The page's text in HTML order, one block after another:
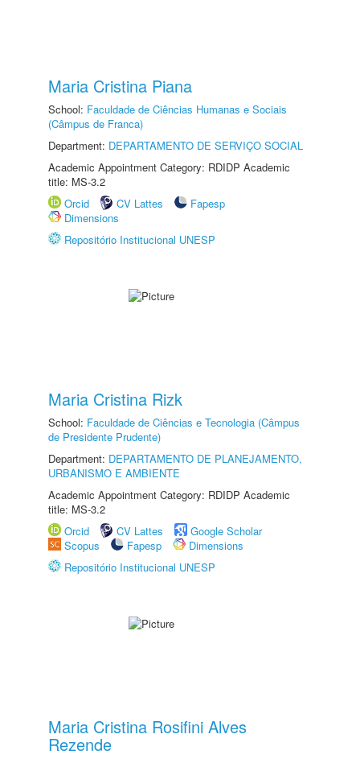
Maria Cristina Piana
School: Faculdade de Ciências Humanas e Sociais
(Câmpus de Franca)
Department: DEPARTAMENTO DE SERVIÇO SOCIAL
Academic Appointment Category: RDIDP Academic
title: MS-3.2
Orcid
CV Lattes
Fapesp
Dimensions
Repositório Institucional UNESP
Maria Cristina Rizk
School: Faculdade de Ciências e Tecnologia (Câmpus
de Presidente Prudente)
Department: DEPARTAMENTO DE PLANEJAMENTO,
URBANISMO E AMBIENTE
Academic Appointment Category: RDIDP Academic
title: MS-3.2
Orcid
CV Lattes
Google Scholar
Scopus
Fapesp
Dimensions
Repositório Institucional UNESP
Maria Cristina Rosifini Alves
Rezende